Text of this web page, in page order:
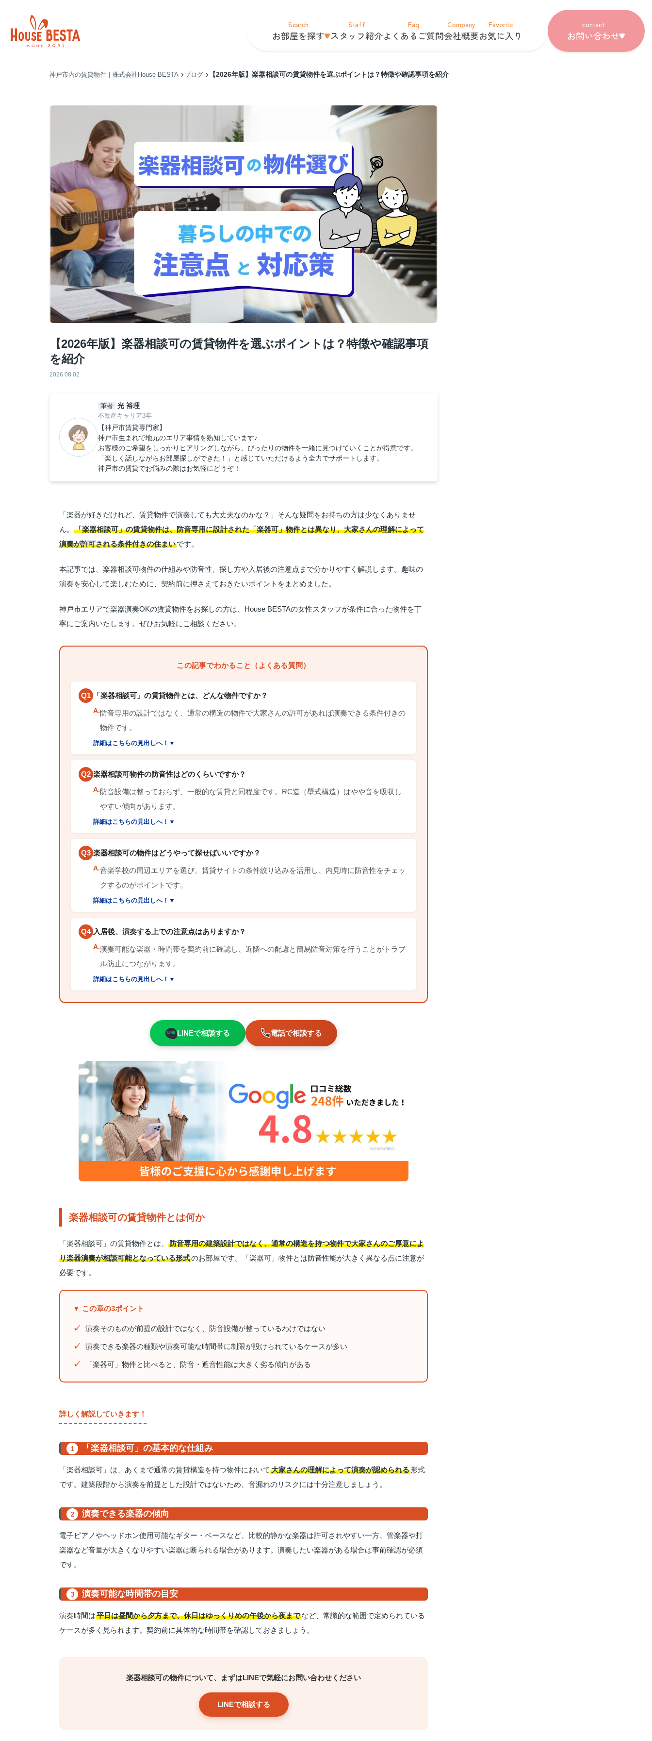
Search
お部屋を探す
Staff
スタッフ紹介
Faq
よくあるご質問
Company
会社概要
Favorite
お気に入り
contact
お問い合わせ
神戸市内の賃貸物件｜株式会社House BESTA ブログ 【2026年版】楽器相談可の賃貸物件を選ぶポイントは？特徴や確認事項を紹介
【2026年版】楽器相談可の賃貸物件を選ぶポイントは？特徴や確認事項
を紹介
2026.08.02
筆者 光 裕理
不動産キャリア3年
【神戸市賃貸専門家】
神戸市生まれで地元のエリア事情を熟知しています♪
お客様のご希望をしっかりヒアリングしながら、ぴったりの物件を一緒に見つけていくことが得意です。
「楽しく話しながらお部屋探しができた！」と感じていただけるよう全力でサポートします。
神戸市の賃貸でお悩みの際はお気軽にどうぞ！
「楽器が好きだけれど、賃貸物件で演奏しても大丈夫なのかな？」そんな疑問をお持ちの方は少なくありませ
ん。
「楽器相談可」の賃貸物件は、防音専用に設計された「楽器可」物件とは異なり、大家さんの理解によって
演奏が許可される条件付きの住まいです。
本記事では、楽器相談可物件の仕組みや防音性、探し方や入居後の注意点まで分かりやすく解説します。趣味の
演奏を安心して楽しむために、契約前に押さえておきたいポイントをまとめました。
神戸市エリアで楽器演奏OKの賃貸物件をお探しの方は、House BESTAの女性スタッフが条件に合った物件を丁
寧にご案内いたします。ぜひお気軽にご相談ください。
この記事でわかること（よくある質問）
Q1 「楽器相談可」の賃貸物件とは、どんな物件ですか？
A.防音専用の設計ではなく、通常の構造の物件で大家さんの許可があれば演奏できる条件付きの
物件です。
詳細はこちらの見出しへ！▼
Q2 楽器相談可物件の防音性はどのくらいですか？
A.防音設備は整っておらず、一般的な賃貸と同程度です。RC造（壁式構造）はやや音を吸収し
やすい傾向があります。
詳細はこちらの見出しへ！▼
Q3 楽器相談可の物件はどうやって探せばいいですか？
A.音楽学校の周辺エリアを選び、賃貸サイトの条件絞り込みを活用し、内見時に防音性をチェッ
クするのがポイントです。
詳細はこちらの見出しへ！▼
Q4 入居後、演奏する上での注意点はありますか？
A.演奏可能な楽器・時間帯を契約前に確認し、近隣への配慮と簡易防音対策を行うことがトラブ
ル防止につながります。
詳細はこちらの見出しへ！▼
LINEで相談する 電話で相談する
楽器相談可の賃貸物件とは何か
「楽器相談可」の賃貸物件とは、
防音専用の建築設計ではなく、通常の構造を持つ物件で大家さんのご厚意によ
り楽器演奏が相談可能となっている形式のお部屋です。「楽器可」物件とは防音性能が大きく異なる点に注意が
必要です。
▼ この章の3ポイント
演奏そのものが前提の設計ではなく、防音設備が整っているわけではない
演奏できる楽器の種類や演奏可能な時間帯に制限が設けられているケースが多い
「楽器可」物件と比べると、防音・遮音性能は大きく劣る傾向がある
詳しく解説していきます！
1 「楽器相談可」の基本的な仕組み
「楽器相談可」は、あくまで通常の賃貸構造を持つ物件において 大家さんの理解によって演奏が認められる形式
です。建築段階から演奏を前提とした設計ではないため、音漏れのリスクには十分注意しましょう。
2 演奏できる楽器の傾向
電子ピアノやヘッドホン使用可能なギター・ベースなど、比較的静かな楽器は許可されやすい一方、管楽器や打
楽器など音量が大きくなりやすい楽器は断られる場合があります。演奏したい楽器がある場合は事前確認が必須
です。
3 演奏可能な時間帯の目安
演奏時間は平日は昼間から夕方まで、休日はゆっくりめの午後から夜までなど、常識的な範囲で定められている
ケースが多く見られます。契約前に具体的な時間帯を確認しておきましょう。
楽器相談可の物件について、まずはLINEで気軽にお問い合わせください
LINEで相談する